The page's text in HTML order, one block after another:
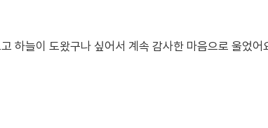
하늘이 도왔구나 싶어서 계속 감사한 마음으로 울었어